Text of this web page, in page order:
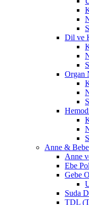
Dil ve
Organ
Anne &
Anne
Ebe
Gebe
Suda
TDL